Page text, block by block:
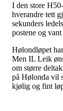
I den store
hverandre tett
sekunders
postene og
Hølondløpet
Men IL Leik
om større
på Hølonda vil
kjølig og fint